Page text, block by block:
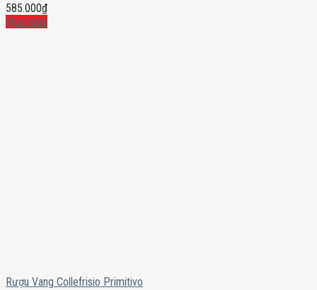
585.000₫
Mua ngay
Rượu Vang Collefrisio Primitivo